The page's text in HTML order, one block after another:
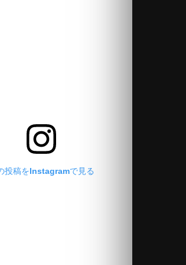
投稿をInstagramで見る